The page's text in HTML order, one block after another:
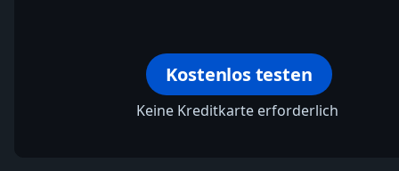
Kostenlos testen
Keine Kreditkarte erforderlich